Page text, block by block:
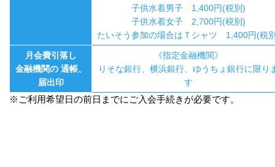
子供水着男子 1,400円(税別)
子供水着女子 2,700円(税別)
たいそう参加の場合はＴシャツ 1,400円(税
月会費引落し
金融機関の 通帳、
届出印
《指定金融機関》
りそな銀行、横浜銀行、ゆうちょ銀行に限り
す
※ご利用希望日の前日までにご入会手続きが必要です。